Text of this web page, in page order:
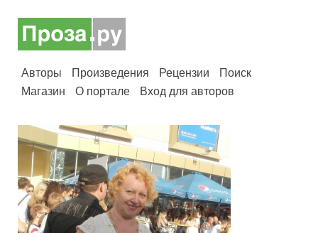
Авторы Произведения Рецензии
Поиск
Магазин
О портале Вход для авторов